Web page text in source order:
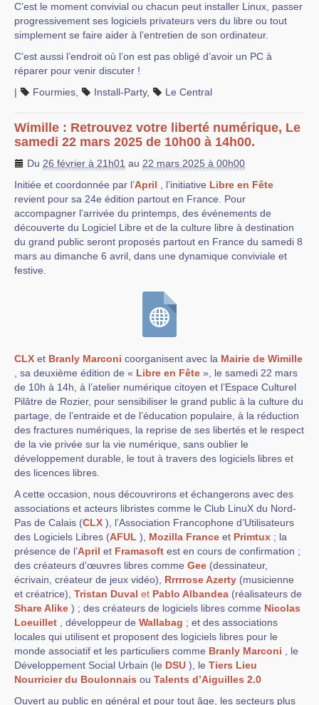
C’est le moment convivial ou chacun peut installer Linux, passer
progressivement ses logiciels privateurs vers du libre ou tout
simplement se faire aider à l’entretien de son ordinateur.
C’est aussi l’endroit où l’on est pas obligé d’avoir un PC à
réparer pour venir discuter !
|
Fourmies Install-Party, Le Central
Wimille : Retrouvez votre liberté numérique, Le
samedi 22 mars 2025 de 10h00 à 14h00.
Du 26 février à 21h01 au 22 mars 2025 à 00h00
Initiée et coordonnée par l’April , l’initiative Libre en Fête
revient pour sa 24e édition partout en France. Pour
accompagner l’arrivée du printemps, des événements de
découverte du Logiciel Libre et de la culture libre à destination
du grand public seront proposés partout en France du samedi 8
mars au dimanche 6 avril, dans une dynamique conviviale et
festive.
CLX et Branly Marconi coorganisent avec la Mairie de Wimille
, sa deuxième édition de « Libre en Fête », le samedi 22 mars
de 10h à 14h, à l’atelier numérique citoyen et l’Espace Culturel
Pilâtre de Rozier, pour sensibiliser le grand public à la culture du
partage, de l’entraide et de l’éducation populaire, à la réduction
des fractures numériques, la reprise de ses libertés et le respect
de la vie privée sur la vie numérique, sans oublier le
développement durable, le tout à travers des logiciels libres et
des licences libres.
A cette occasion, nous découvrirons et échangerons avec des
associations et acteurs libristes comme le Club LinuX du Nord-
Pas de Calais (CLX ), l’Association Francophone d’Utilisateurs
des Logiciels Libres (AFUL ), Mozilla France et Primtux ; la
présence de l’April et Framasoft est en cours de confirmation ;
des créateurs d’œuvres libres comme Gee (dessinateur,
écrivain, créateur de jeux vidéo), Rrrrrose Azerty (musicienne
et créatrice), Tristan Duval et Pablo Albandea (réalisateurs de
Share Alike ) ; des créateurs de logiciels libres comme Nicolas
Loeuillet , développeur de Wallabag ; et des associations
locales qui utilisent et proposent des logiciels libres pour le
monde associatif et les particuliers comme Branly Marconi , le
Développement Social Urbain (le DSU ), le Tiers Lieu
Nourricier du Boulonnais ou Talents d’Aiguilles 2.0
Ouvert au public en général et pour tout âge, les secteurs plus